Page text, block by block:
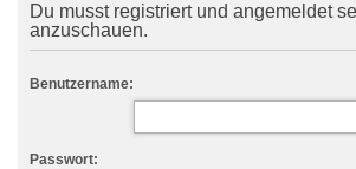
Du musst registriert und angemeldet
anzuschauen.
Benutzername:
Passwort: